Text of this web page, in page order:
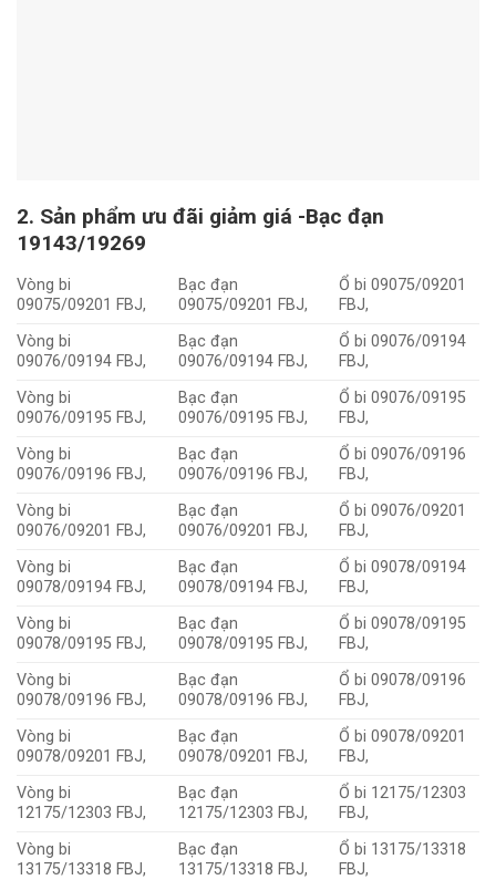
2. Sản phẩm ưu đãi giảm giá -Bạc đạn
19143/19269
Vòng bi
09075/09201 FBJ,
Bạc đạn
09075/09201 FBJ,
Ổ bi 09075/09201
FBJ,
Vòng bi
09076/09194 FBJ,
Bạc đạn
09076/09194 FBJ,
Ổ bi 09076/09194
FBJ,
Vòng bi
09076/09195 FBJ,
Bạc đạn
09076/09195 FBJ,
Ổ bi 09076/09195
FBJ,
Vòng bi
09076/09196 FBJ,
Bạc đạn
09076/09196 FBJ,
Ổ bi 09076/09196
FBJ,
Vòng bi
09076/09201 FBJ,
Bạc đạn
09076/09201 FBJ,
Ổ bi 09076/09201
FBJ,
Vòng bi
09078/09194 FBJ,
Bạc đạn
09078/09194 FBJ,
Ổ bi 09078/09194
FBJ,
Vòng bi
09078/09195 FBJ,
Bạc đạn
09078/09195 FBJ,
Ổ bi 09078/09195
FBJ,
Vòng bi
09078/09196 FBJ,
Bạc đạn
09078/09196 FBJ,
Ổ bi 09078/09196
FBJ,
Vòng bi
09078/09201 FBJ,
Bạc đạn
09078/09201 FBJ,
Ổ bi 09078/09201
FBJ,
Vòng bi
12175/12303 FBJ,
Bạc đạn
12175/12303 FBJ,
Ổ bi 12175/12303
FBJ,
Vòng bi
13175/13318 FBJ,
Bạc đạn
13175/13318 FBJ,
Ổ bi 13175/13318
FBJ,